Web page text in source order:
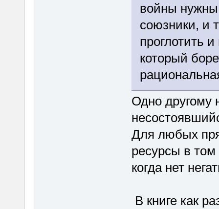
войны нужны
союзники, и
проглотить
который
Одно другому
Для любых
ресурсы в
когда нет
В книге как